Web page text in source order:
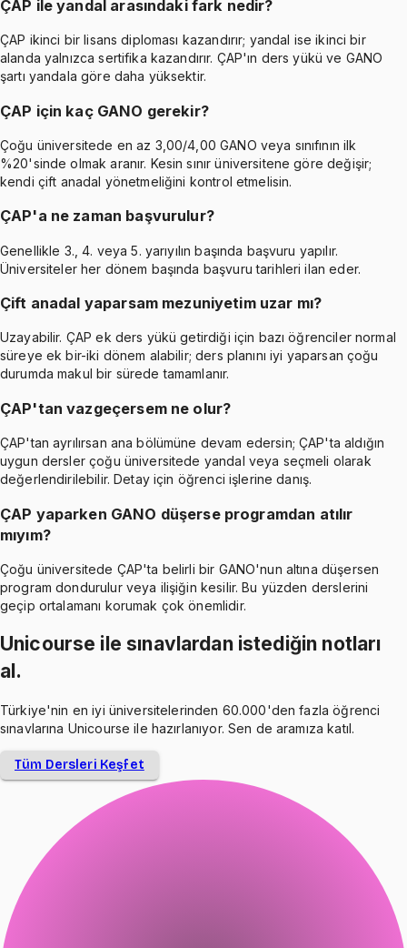
ÇAP ile yandal arasındaki fark nedir?
ÇAP ikinci bir lisans diploması kazandırır; yandal ise ikinci bir
alanda yalnızca sertifika kazandırır. ÇAP'ın ders yükü ve GANO
şartı yandala göre daha yüksektir.
ÇAP için kaç GANO gerekir?
Çoğu üniversitede en az 3,00/4,00 GANO veya sınıfının ilk
%20'sinde olmak aranır. Kesin sınır üniversitene göre değişir;
kendi çift anadal yönetmeliğini kontrol etmelisin.
ÇAP'a ne zaman başvurulur?
Genellikle 3., 4. veya 5. yarıyılın başında başvuru yapılır.
Üniversiteler her dönem başında başvuru tarihleri ilan eder.
Çift anadal yaparsam mezuniyetim uzar mı?
Uzayabilir. ÇAP ek ders yükü getirdiği için bazı öğrenciler normal
süreye ek bir-iki dönem alabilir; ders planını iyi yaparsan çoğu
durumda makul bir sürede tamamlanır.
ÇAP'tan vazgeçersem ne olur?
ÇAP'tan ayrılırsan ana bölümüne devam edersin; ÇAP'ta aldığın
uygun dersler çoğu üniversitede yandal veya seçmeli olarak
değerlendirilebilir. Detay için öğrenci işlerine danış.
ÇAP yaparken GANO düşerse programdan atılır
mıyım?
Çoğu üniversitede ÇAP'ta belirli bir GANO'nun altına düşersen
program dondurulur veya ilişiğin kesilir. Bu yüzden derslerini
geçip ortalamanı korumak çok önemlidir.
Unicourse ile sınavlardan istediğin notları
al.
Türkiye'nin en iyi üniversitelerinden 60.000'den fazla öğrenci
sınavlarına Unicourse ile hazırlanıyor. Sen de aramıza katıl.
Tüm Dersleri Keşfet